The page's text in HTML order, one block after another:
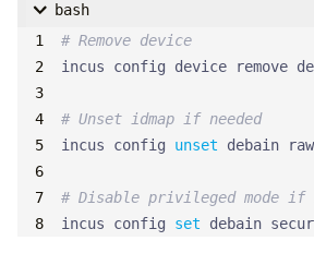
bash
# Remove device
# Unset idmap if needed
incus config unset
# Disable privileged mode if
incus config set debain